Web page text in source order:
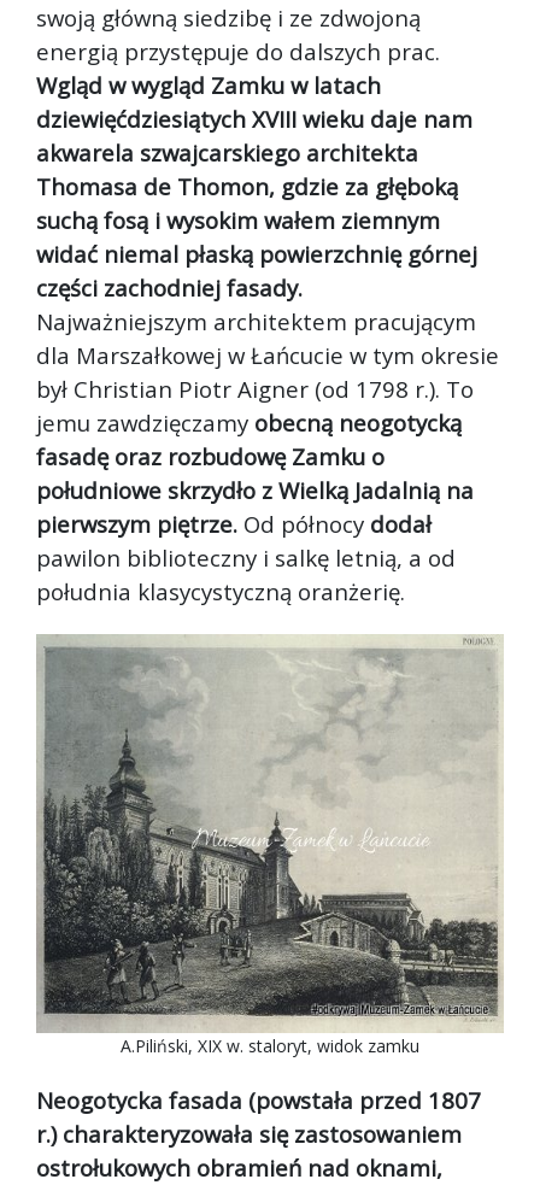
swoją główną siedzibę i ze zdwojoną
energią przystępuje do dalszych prac.
Wgląd w wygląd Zamku w latach
dziewięćdziesiątych XVIII wieku daje nam
akwarela szwajcarskiego architekta
Thomasa de Thomon, gdzie za głęboką
suchą fosą i wysokim wałem ziemnym
widać niemal płaską powierzchnię górnej
części zachodniej fasady.
Najważniejszym architektem pracującym
dla Marszałkowej w Łańcucie w tym okresie
był Christian Piotr Aigner (od 1798 r.). To
jemu zawdzięczamy obecną neogotycką
fasadę oraz rozbudowę Zamku o
południowe skrzydło z Wielką Jadalnią na
pierwszym piętrze. Od północy dodał
pawilon biblioteczny i salkę letnią, a od
południa klasycystyczną oranżerię.
A.Piliński, XIX w. staloryt, widok zamku
Neogotycka fasada (powstała przed 1807
r.) charakteryzowała się zastosowaniem
ostrołukowych obramień nad oknami,